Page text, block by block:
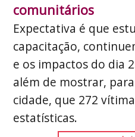
comunitários
Expectativa é que
capacitação,
e os impactos do dia
além de mostrar,
cidade, que 272
estatísticas.